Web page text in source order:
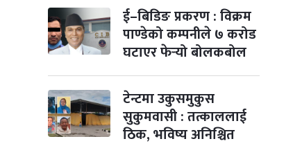
ई–बिडिङ प्रकरण : विक्रम
पाण्डेको कम्पनीले ७ करोड
घटाएर फेर्‍यो बोलकबोल
टेन्टमा उकुसमुकुस
सुकुमवासी : तत्काललाई
ठिक, भविष्य अनिश्चित